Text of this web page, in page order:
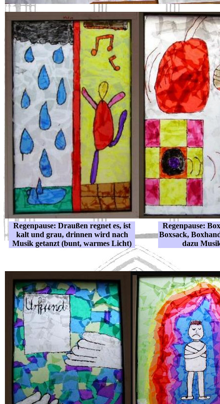
Regenpause: Draußen regnet es, ist
kalt und grau, drinnen wird nach
Musik getanzt (bunt, warmes Licht)
Regenpause:
Boxsack,
dazu